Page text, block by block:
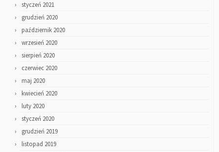
styczeń 2021
grudzień 2020
październik 2020
wrzesień 2020
sierpień 2020
czerwiec 2020
maj 2020
kwiecień 2020
luty 2020
styczeń 2020
grudzień 2019
listopad 2019